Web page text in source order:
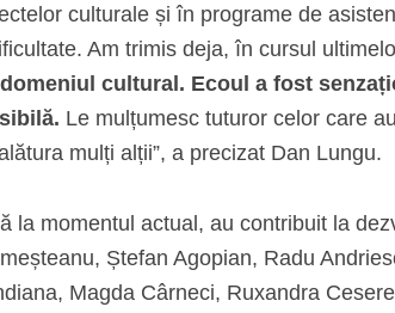
culturale și în programe de
Am trimis deja, în cursul
cultural. Ecoul a fost
Le mulțumesc tuturor celor care
mulți alții”, a precizat Dan Lungu.
la momentul actual, au contribuit la
Ștefan Agopian, Radu
Magda Cârneci, Ruxandra